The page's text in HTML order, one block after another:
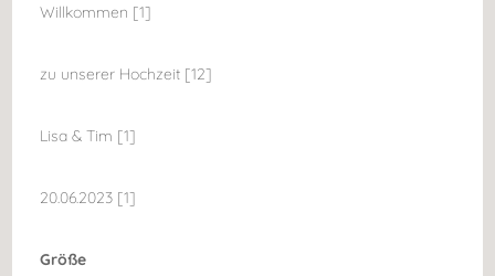
Willkommen [1]
zu unserer Hochzeit [12]
Lisa & Tim [1]
20.06.2023 [1]
Größe